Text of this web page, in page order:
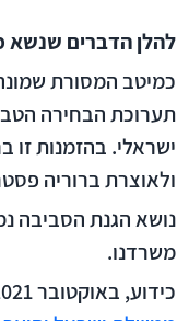
להלן הדברים
כמיטב המסורת
תערוכת הבחירה
ישראלי. בהזמנות זו
ולאוצרת ברוריה
נושא הגנת הסביבה
משרדנו.
כידוע, באוקטובר 2021, פרסמנו את הדוח בנושא